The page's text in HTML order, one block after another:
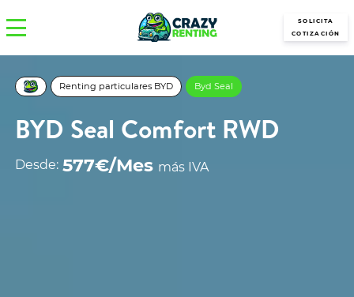
SOLICITA
COTIZACIÓN
Renting particulares BYD Byd Seal
BYD Seal Comfort RWD
Desde: 577€/Mes más IVA